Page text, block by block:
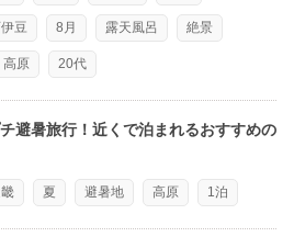
豆 8月 露天風呂 絶景
高原 20代
避暑旅行！近くで泊まれるおすすめの
夏 避暑地 高原 1泊